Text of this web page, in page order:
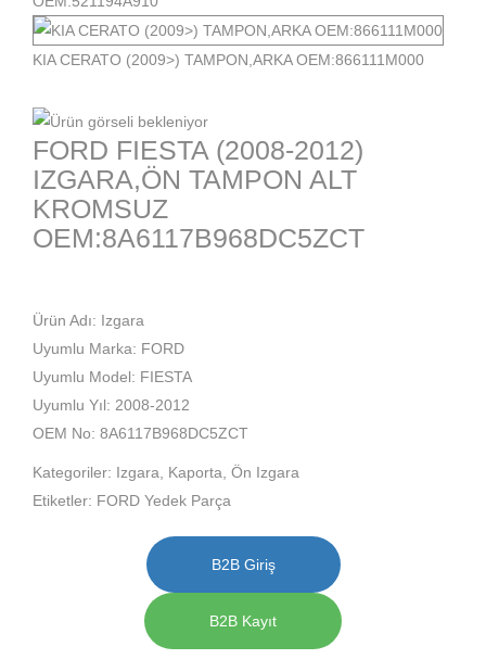
KIA CERATO (2009>) TAMPON,ARKA OEM:866111M000
FORD FIESTA (2008-2012)
IZGARA,ÖN TAMPON ALT
KROMSUZ
OEM:8A6117B968DC5ZCT
Ürün Adı: Izgara
Uyumlu Marka: FORD
Uyumlu Model: FIESTA
Uyumlu Yıl: 2008-2012
OEM No: 8A6117B968DC5ZCT
Kategoriler: Izgara Kaporta Ön Izgara
Etiketler: FORD Yedek Parça
B2B Giriş
B2B Kayıt